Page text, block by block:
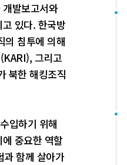
발보고서와
있다. 한국방
의 침투에 의해
그리고
북한 해킹조직
입하기 위해
중요한 역할
과 함께 살아가